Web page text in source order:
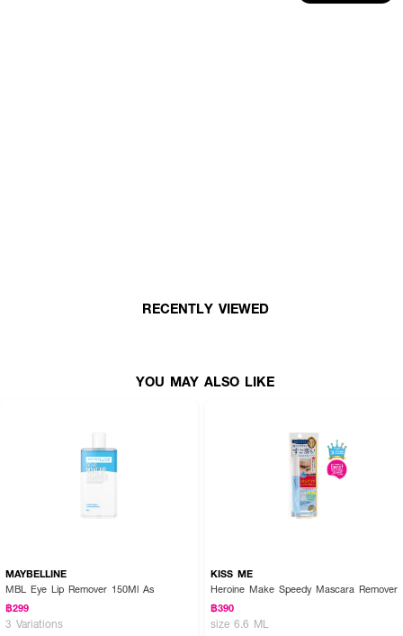
Curler, Quick Lash Curler Separate, Quick Lash Curler Long Mascara
ขนตาล่าง โดยเริ่มทาตั้งแต่โคนขนขาไล่ตามความยาวไปจนถึงส่วนปลายขนตา
การทำความสะอาดมาสคาร่าสูตรกันน้ำกันเหงื่อก็ไม่ใช่เรื่องที่ยากอีกต่อไป
RECENTLY VIEWED
YOU MAY ALSO LIKE
MAYBELLINE
MBL Eye Lip Remover 150Ml As
฿299
3 Variations
KISS ME
Heroine Make Speedy Mascara Remover
฿390
size 6.6 ML